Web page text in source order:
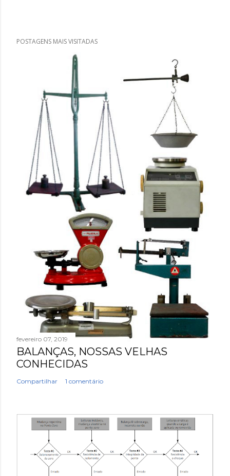
POSTAGENS MAIS VISITADAS
fevereiro 07, 2019
BALANÇAS, NOSSAS VELHAS
CONHECIDAS
Compartilhar 1 comentário